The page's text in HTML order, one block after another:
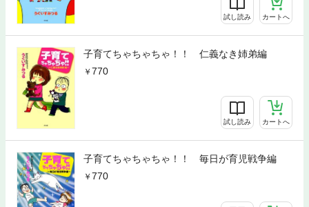
試し読み カートへ
子育てちゃちゃちゃ！！ 仁義なき姉弟編
770
試し読み カートへ
子育てちゃちゃちゃ！！ 毎日が育児戦争編
770